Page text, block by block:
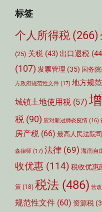
标签
个人所得税 (266)
(25) 关税 (43) 出口退税
(107) 发票管理 (35) 国务
方政府规范性文件 (17) 地方规
城镇土地使用税 (57)
税 (90) 应对新冠肺炎疫情 (16)
房产税 (66) 最高人民法院
森律师 (17) 法律 (69) 海南自
收优惠 (114) 税收优惠
策 (18) 税法 (486) 营
规范性文件 (60) 资源税